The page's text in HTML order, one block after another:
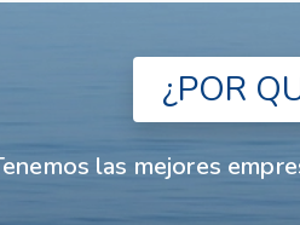
¿POR
las mejores